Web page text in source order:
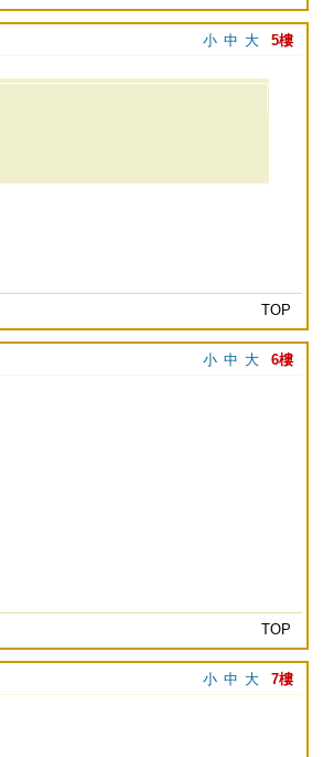
5樓
大
中
小
TOP
6樓
大
中
小
TOP
7樓
大
中
小